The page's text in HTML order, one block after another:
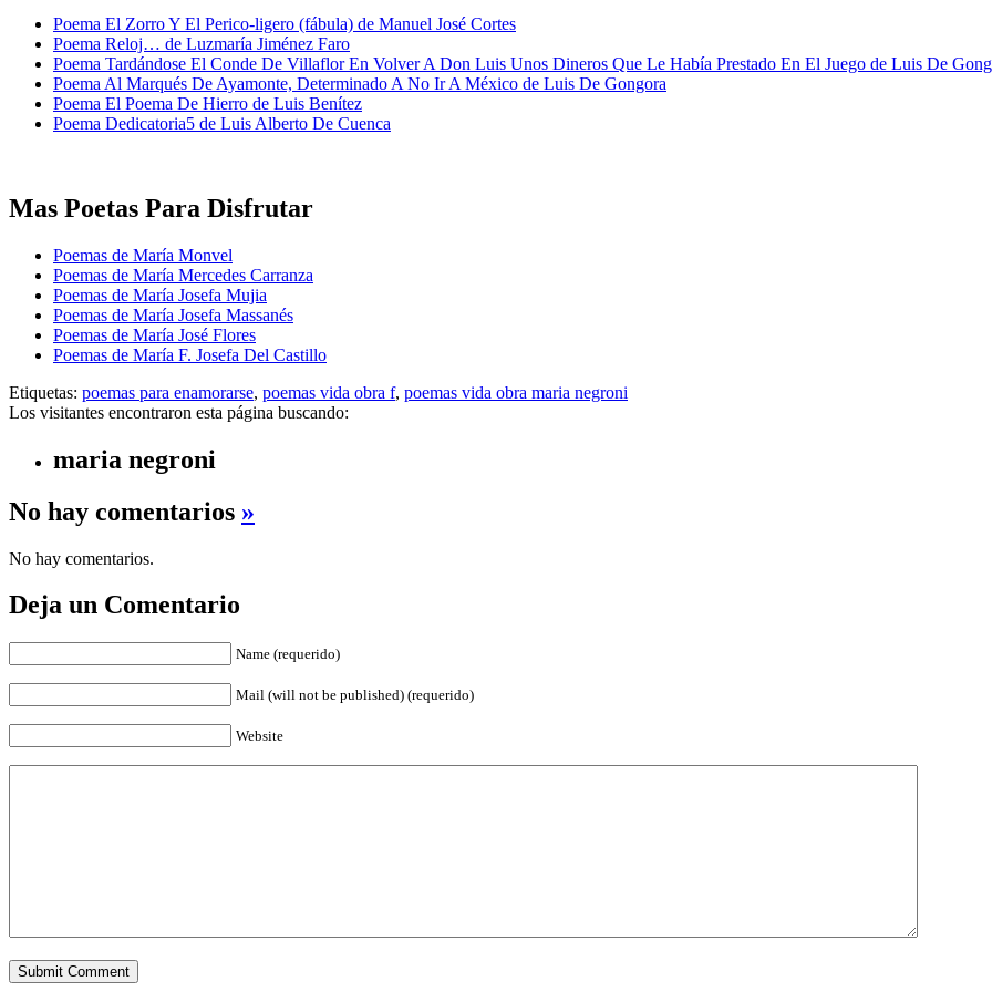
Poema El Zorro Y El Perico-ligero (fábula) de Manuel José Cortes
Poema Reloj… de Luzmaría Jiménez Faro
Poema Tardándose El Conde De Villaflor En Volver A Don Luis Unos Dineros Que Le Había Prestado En El Juego de Luis De
Poema Al Marqués De Ayamonte, Determinado A No Ir A México de Luis De Gongora
Poema El Poema De Hierro de Luis Benítez
Poema Dedicatoria5 de Luis Alberto De Cuenca
Mas Poetas Para Disfrutar
Poemas de María Monvel
Poemas de María Mercedes Carranza
Poemas de María Josefa Mujia
Poemas de María Josefa Massanés
Poemas de María José Flores
Poemas de María F. Josefa Del Castillo
Etiquetas: poemas para enamorarse, poemas vida obra f, poemas vida obra maria negroni
Los visitantes encontraron esta página buscando:
maria negroni
No hay comentarios »
No hay comentarios.
Deja un Comentario
Name (requerido)
Mail (will not be published) (requerido)
Website